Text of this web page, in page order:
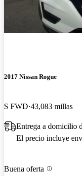
2017 Nissan Rogue
S FWD 43,083 millas
Entrega a domicilio
El precio incluye
Buena oferta